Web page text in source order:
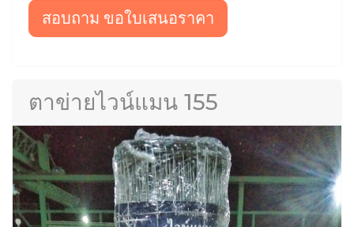
สอบถาม ขอใบเสนอราคา
ตาข่ายไวน์แมน 155